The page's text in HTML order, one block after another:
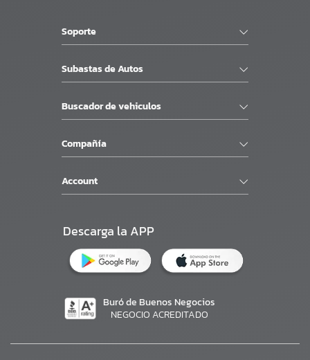
Soporte
Subastas de Autos
Buscador de vehiculos
Compañía
Account
Descarga la APP
Buró de Buenos Negocios
NEGOCIO ACREDITADO